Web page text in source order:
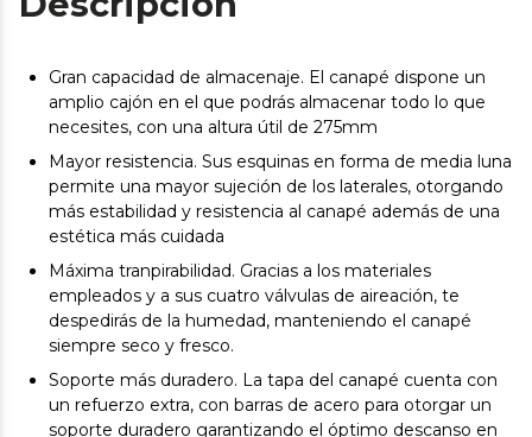
Gran capacidad de almacenaje. El canapé dispone un
amplio cajón en el que podrás almacenar todo lo que
necesites, con una altura útil de 275mm
Mayor resistencia. Sus esquinas en forma de media luna
permite una mayor sujeción de los laterales, otorgando
más estabilidad y resistencia al canapé además de una
estética más cuidada
Máxima tranpirabilidad. Gracias a los materiales
empleados y a sus cuatro válvulas de aireación, te
despedirás de la humedad, manteniendo el canapé
siempre seco y fresco.
Soporte más duradero. La tapa del canapé cuenta con
un refuerzo extra, con barras de acero para otorgar un
soporte duradero garantizando el óptimo descanso en